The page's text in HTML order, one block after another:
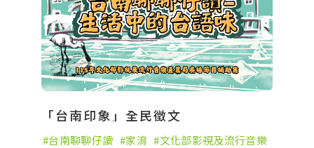
「台南印象」全民徵文
台南聊聊仔讀 家淯
文化部影視及流行音樂